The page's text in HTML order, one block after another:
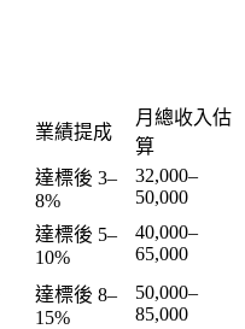
業績提成
月總收入估
算
達標後 3–
8%
32,000–
50,000
達標後 5–
10%
40,000–
65,000
達標後 8–
15%
50,000–
85,000